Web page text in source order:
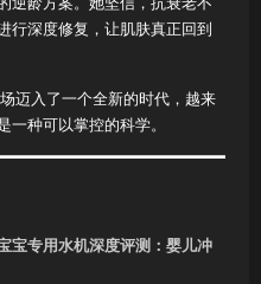
行深度修复，让肌肤真正回到
迈入了一个全新的时代，越来
种可以掌控的科学。
专用水机深度评测：婴儿冲